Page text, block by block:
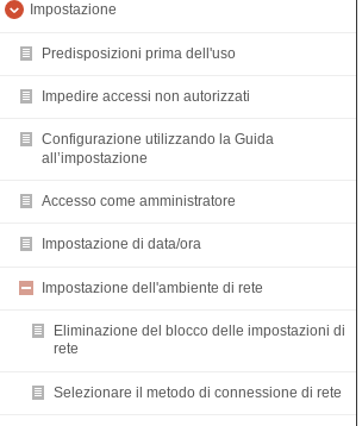
Impostazione
Predisposizioni prima dell'uso
Impedire accessi non autorizzati
Configurazione utilizzando la Guida
all’impostazione
Accesso come amministratore
Impostazione di data/ora
Impostazione dell'ambiente di rete
Eliminazione del blocco delle impostazioni di
rete
Selezionare il metodo di connessione di rete